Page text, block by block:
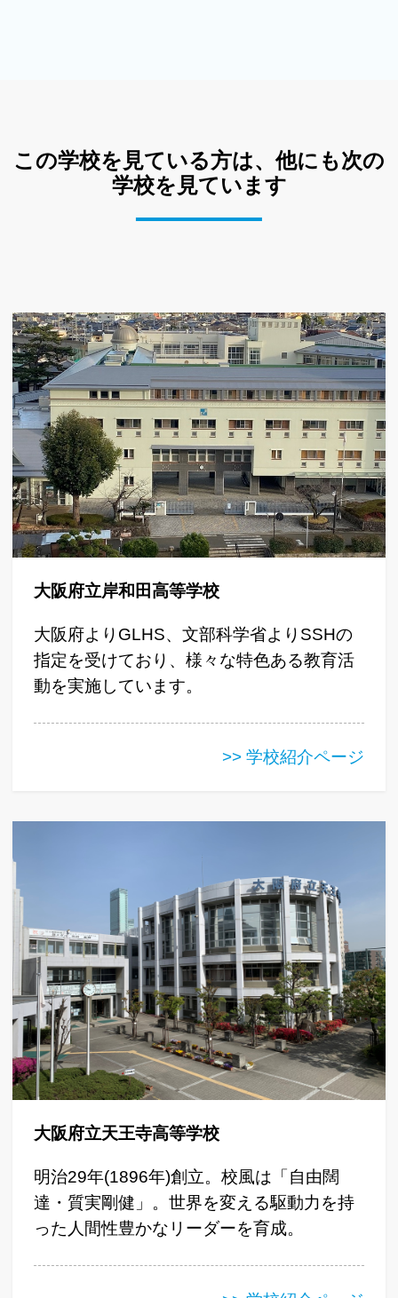
この学校を見ている方は、他にも次の
学校を見ています
大阪府立岸和田高等学校
大阪府よりGLHS、文部科学省よりSSHの
指定を受けており、様々な特色ある教育活
動を実施しています。
>> 学校紹介ページ
大阪府立天王寺高等学校
明治29年(1896年)創立。校風は「自由闊
達・質実剛健」。世界を変える駆動力を持
った人間性豊かなリーダーを育成。